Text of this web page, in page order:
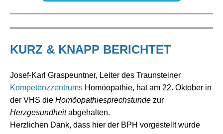
KURZ & KNAPP BERICHTET
Josef-Karl Graspeuntner, Leiter des Traunsteiner
Kompetenzzentrums Homöopathie, hat am 22. Oktober in
der VHS die Homöopathiesprechstunde zur
Herzgesundheitabgehalten.
Herzlichen Dank, dass hier der BPH vorgestellt wurde